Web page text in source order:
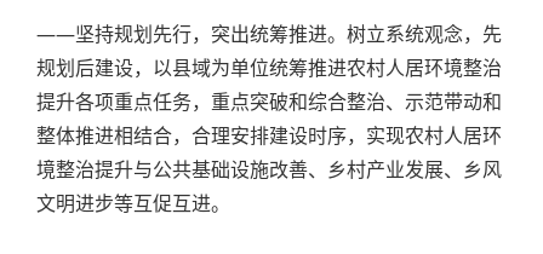
——坚持规划先行，突出统筹推进。树立系统观念，先
规划后建设，以县域为单位统筹推进农村人居环境整治
提升各项重点任务，重点突破和综合整治、示范带动和
整体推进相结合，合理安排建设时序，实现农村人居环
境整治提升与公共基础设施改善、乡村产业发展、乡风
文明进步等互促互进。